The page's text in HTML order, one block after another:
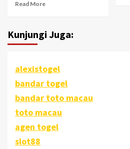
Read More
Kunjungi Juga:
alexistogel
bandar togel
bandar toto macau
toto macau
agen togel
slot88